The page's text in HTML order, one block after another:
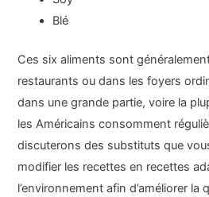
Blé
Ces six aliments sont
restaurants ou dans les foyers
dans une grande partie, voire la
les Américains consomment
discuterons des substituts que
modifier les recettes en recettes
l’environnement afin d’améliorer la